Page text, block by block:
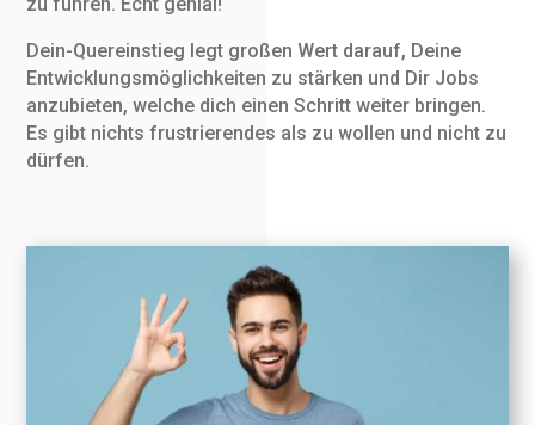
zu führen. Echt genial!
Dein-Quereinstieg legt großen Wert darauf, Deine
Entwicklungsmöglichkeiten zu stärken und Dir Jobs
anzubieten, welche dich einen Schritt weiter bringen.
Es gibt nichts frustrierendes als zu wollen und nicht zu
dürfen.